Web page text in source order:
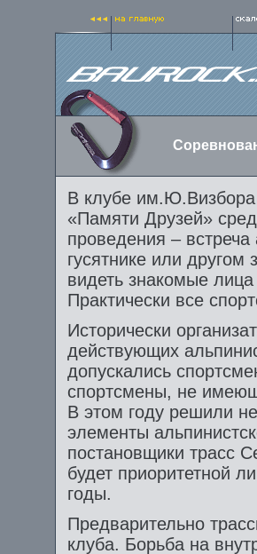
В клубе им.Ю.Визбора
«Памяти Друзей»
проведения –
гусятнике или другом
видеть знакомые
Практически все
Исторически
действующих
допускались
спортсмены, не
В этом году решили
элементы
постановщики трасс
будет приоритетной
годы.
Предварительно
клуба. Борьба на